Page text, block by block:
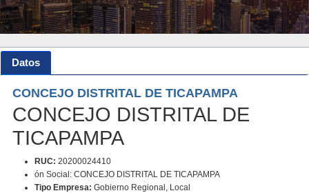
Datos
CONCEJO DISTRITAL DE TICAPAMPA
CONCEJO DISTRITAL DE
TICAPAMPA
RUC: 20200024410
ón Social: CONCEJO DISTRITAL DE TICAPAMPA
Tipo Empresa: Gobierno Regional, Local